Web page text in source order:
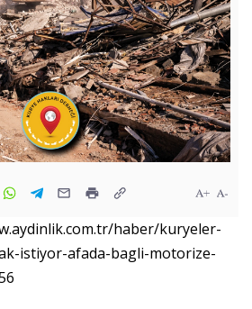
haber/kuryeler-
istiyor-afada-bagli-motorize-